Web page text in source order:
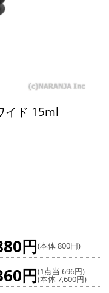
イド 15ml
円(本体 800円)
円(1点当 696円)
(本体 7,600円)